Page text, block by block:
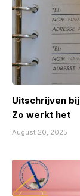
Uitschrijven
Zo werkt het
August 20, 2025